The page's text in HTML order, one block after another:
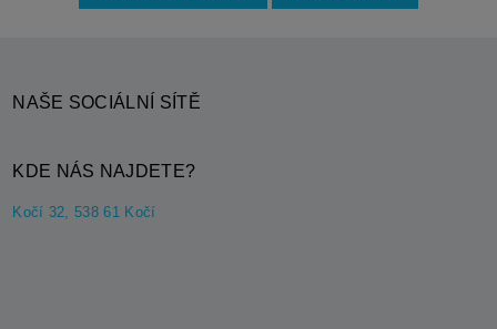
NAŠE SOCIÁLNÍ SÍTĚ
KDE NÁS NAJDETE?
Kočí 32, 538 61 Kočí